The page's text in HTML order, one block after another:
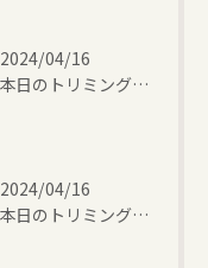
2024/04/16
♡本日のトリミング♡⁠~岡崎トリミングサロン~
2024/04/16
♡本日のトリミング♡⁠~岡崎トリミングサロン~